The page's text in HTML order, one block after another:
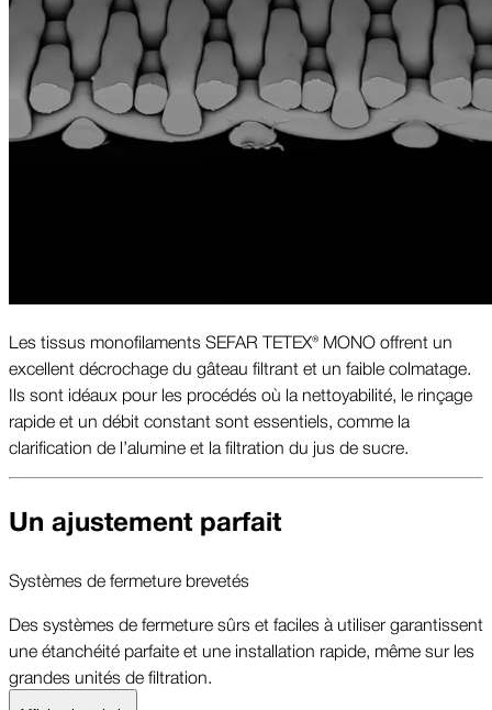
Les tissus monofilaments SEFAR TETEX® MONO offrent un
excellent décrochage du gâteau filtrant et un faible colmatage.
Ils sont idéaux pour les procédés où la nettoyabilité, le rinçage
rapide et un débit constant sont essentiels, comme la
clarification de l’alumine et la filtration du jus de sucre.
Un ajustement parfait
Systèmes de fermeture brevetés
Des systèmes de fermeture sûrs et faciles à utiliser garantissent
une étanchéité parfaite et une installation rapide, même sur les
grandes unités de filtration.